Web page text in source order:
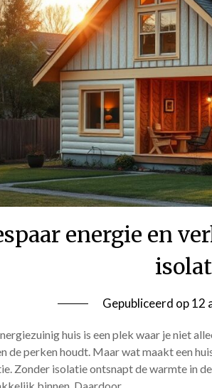
energie en
Gepubliceerd op12
huis is een plek waar je niet
de perken houdt. Maar wat maakt een
Zonder isolatie ontsnapt de warmte in